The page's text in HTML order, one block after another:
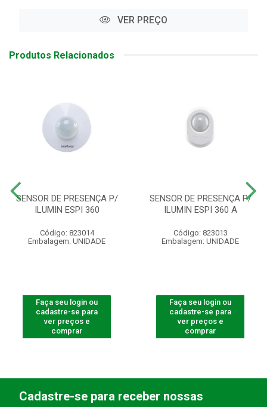
VER PREÇO
Produtos Relacionados
SENSOR DE PRESENÇA P/
ILUMIN ESPI 360
Código: 823014
Embalagem: UNIDADE
Faça seu login ou
cadastre-se para
ver preços e
comprar
SENSOR DE PRESENÇA P/
ILUMIN ESPI 360 A
Código: 823013
Embalagem: UNIDADE
Faça seu login ou
cadastre-se para
ver preços e
comprar
Cadastre-se para receber nossas